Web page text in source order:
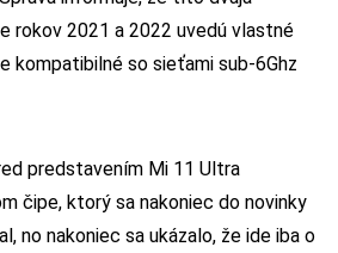
rokov 2021 a 2022 uvedú vlastné
kompatibilné so sieťami sub-6Ghz
predstavením Mi 11 Ultra
čipe, ktorý sa nakoniec do novinky
no nakoniec sa ukázalo, že ide iba o